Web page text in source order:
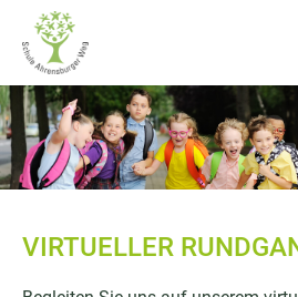
VIRTUELLER